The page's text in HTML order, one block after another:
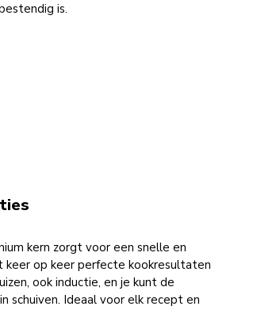
is.
kern zorgt voor een snelle en
op keer perfecte kookresultaten
ook inductie, en je kunt de
schuiven. Ideaal voor elk recept en